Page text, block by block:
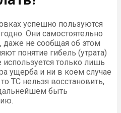
успешно пользуются
Они самостоятельно
даже не сообщая об этом
понятие гибель (утрата)
только лишь
ущерба и ни в коем случае
ТС нельзя восстановить,
быть